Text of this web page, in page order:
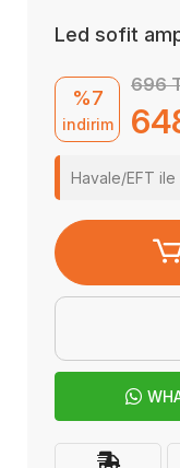
Led sofit
%7
indirim
696
Havale/EFT ile